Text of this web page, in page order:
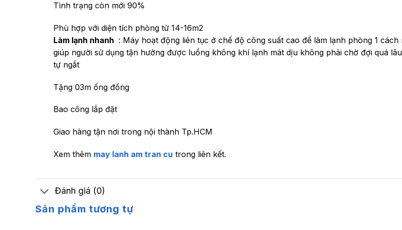
Tình trạng còn mới 90%
Phù hợp với diện tích phòng từ 14-16m2
Làm lạnh nhanh : Máy hoạt động liên tục ở chế độ công suất cao để làm lạnh phòng 1 cách
giúp người sử dụng tận hưởng được luồng không khí lạnh mát dịu không phải chờ đợi quá
tự ngắt
Tặng 03m ống đồng
Bao công lắp đặt
Giao hàng tận nơi trong nội thành Tp.HCM
Xem thêm may lanh am tran cu trong liên kết.
Đánh giá (0)
Sản phẩm tương tự